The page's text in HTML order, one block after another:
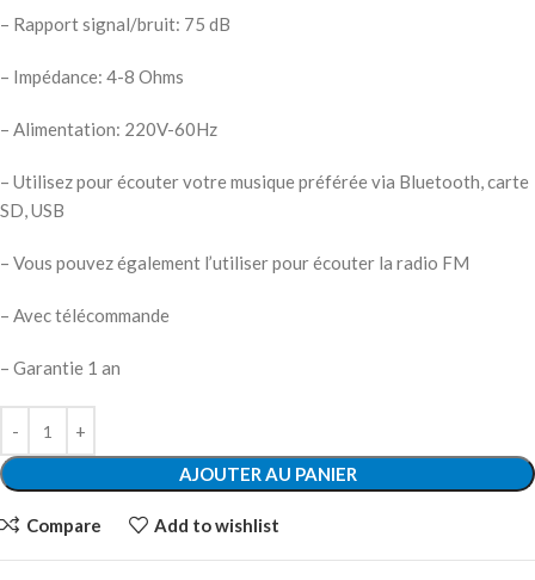
– Rapport signal/bruit: 75 dB
– Impédance: 4-8 Ohms
– Alimentation: 220V-60Hz
– Utilisez pour écouter votre musique préférée via Bluetooth, carte
SD, USB
– Vous pouvez également l’utiliser pour écouter la radio FM
– Avec télécommande
– Garantie 1 an
AJOUTER AU PANIER
Compare Add to wishlist